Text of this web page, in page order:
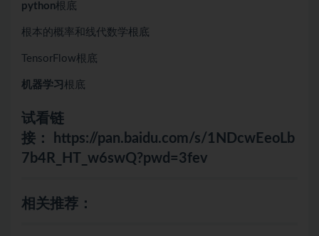
python根底
根本的概率和线代数学根底
TensorFlow根底
机器学习 根底
试看链
接：
https://pan.baidu.com/s/1NDcwEeoLb
7b4R_HT_w6swQ?pwd=3fev
相关推荐：